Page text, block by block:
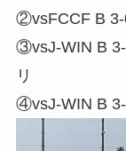
②vsFCCF B 3-
③vsJ-WIN B 3-
リ
④vsJ-WIN B